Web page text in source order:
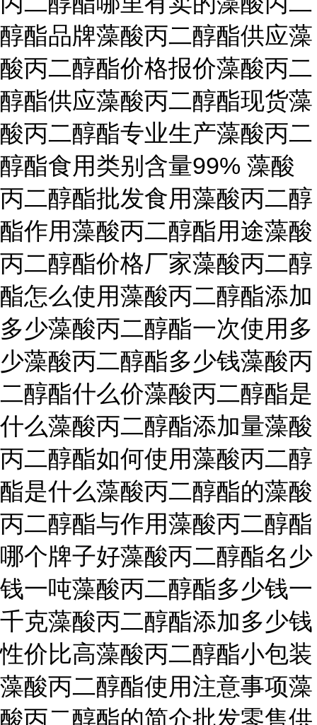
醇酯品牌藻酸丙二醇酯供应藻
酸丙二醇酯价格报价藻酸丙二
醇酯供应藻酸丙二醇酯现货藻
酸丙二醇酯专业生产藻酸丙二
醇酯食用类别含量99% 藻酸
丙二醇酯批发食用藻酸丙二醇
酯作用藻酸丙二醇酯用途藻酸
丙二醇酯价格厂家藻酸丙二醇
酯怎么使用藻酸丙二醇酯添加
多少藻酸丙二醇酯一次使用多
少藻酸丙二醇酯多少钱藻酸丙
二醇酯什么价藻酸丙二醇酯是
什么藻酸丙二醇酯添加量藻酸
丙二醇酯如何使用藻酸丙二醇
酯是什么藻酸丙二醇酯的藻酸
丙二醇酯与作用藻酸丙二醇酯
哪个牌子好藻酸丙二醇酯名少
钱一吨藻酸丙二醇酯多少钱一
千克藻酸丙二醇酯添加多少钱
性价比高藻酸丙二醇酯小包装
藻酸丙二醇酯使用注意事项藻
酸丙二醇酯的简介批发零售供